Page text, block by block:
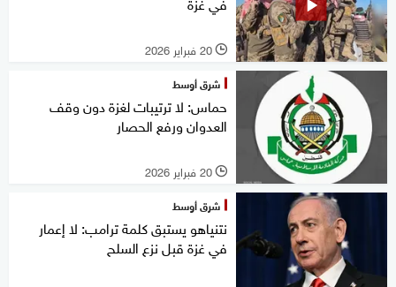
l 20 فبراير 2026
شرق أوسط
حماس: لا ترتيبات لغزة دون وقف
العدوان ورفع الحصار
l 20 فبراير 2026
شرق أوسط
نتنياهو يستبق كلمة ترامب: لا إعمار
في غزة قبل نزع السلح